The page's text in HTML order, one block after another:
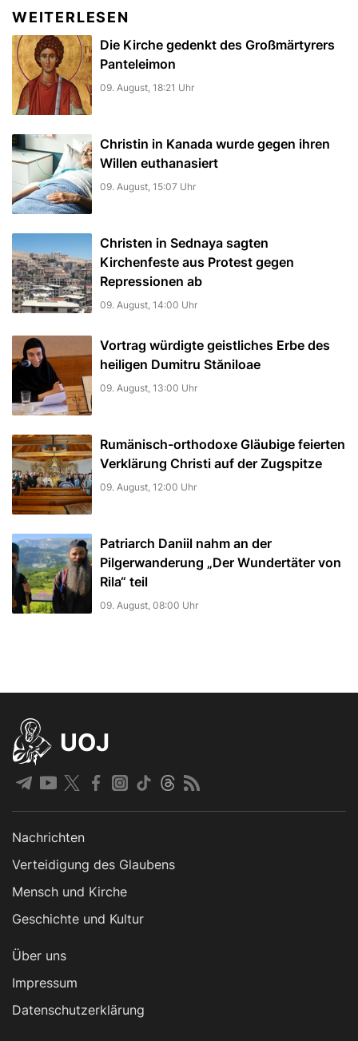
WEITERLESEN
Die Kirche gedenkt des Großmärtyrers
Panteleimon
09. August, 18:21 Uhr
Christin in Kanada wurde gegen ihren
Willen euthanasiert
09. August, 15:07 Uhr
Christen in Sednaya sagten
Kirchenfeste aus Protest gegen
Repressionen ab
09. August, 14:00 Uhr
Vortrag würdigte geistliches Erbe des
heiligen Dumitru Stăniloae
09. August, 13:00 Uhr
Rumänisch-orthodoxe Gläubige feierten
Verklärung Christi auf der Zugspitze
09. August, 12:00 Uhr
Patriarch Daniil nahm an der
Pilgerwanderung „Der Wundertäter von
Rila“ teil
09. August, 08:00 Uhr
UOJ
Nachrichten
Verteidigung des Glaubens
Mensch und Kirche
Geschichte und Kultur
Über uns
Impressum
Datenschutzerklärung